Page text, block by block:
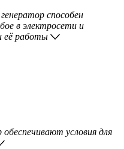
способен
в электросети и
её работы
условия для